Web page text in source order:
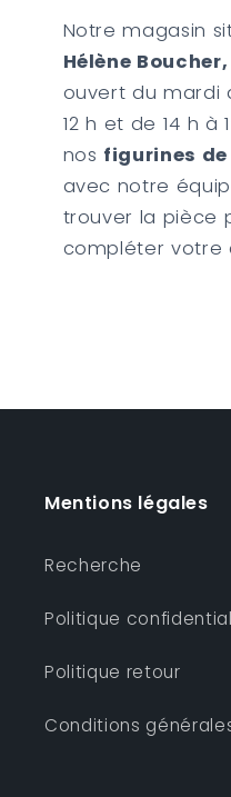
Notre magasin
Hélène
ouvert du mardi
12 h et de 14 h à
nos figurines
avec notre
trouver la pièce
compléter votre
Mentions légales
Recherche
Politique
Politique retour
Conditions